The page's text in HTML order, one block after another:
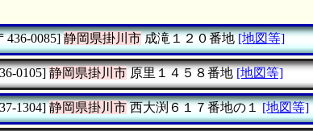
436-0085] 静岡県掛川市成滝１２０番地 [地図等]
0105] 静岡県掛川市原里１４５８番地 [地図等]
1304] 静岡県掛川市西大渕６１７番地の１ [地図等]